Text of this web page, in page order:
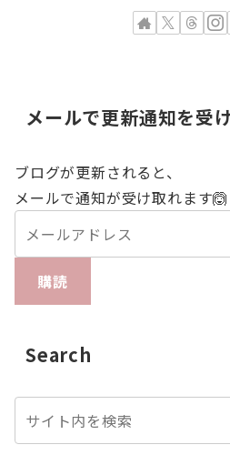
メールで更新通知を受
ブログが更新されると、
メールで通知が受け取れます🙆
購読
Search